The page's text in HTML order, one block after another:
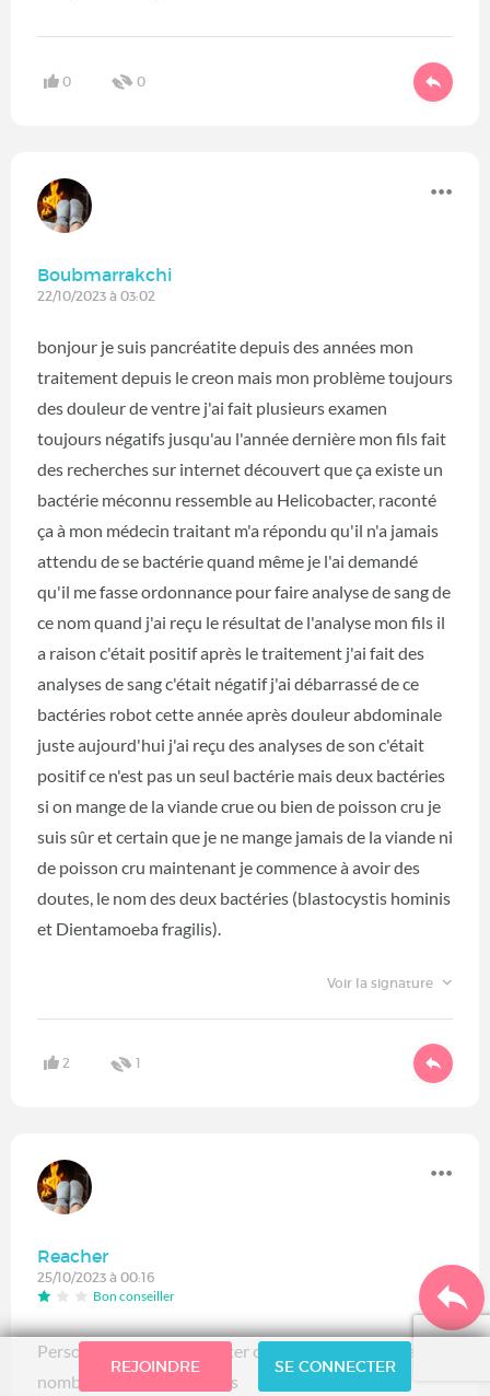
0 0
Boubmarrakchi
22/10/2023 à 03:02
bonjour je suis pancréatite depuis des années mon
traitement depuis le creon mais mon problème toujours
des douleur de ventre j'ai fait plusieurs examen
toujours négatifs jusqu'au l'année dernière mon fils fait
des recherches sur internet découvert que ça existe un
bactérie méconnu ressemble au Helicobacter, raconté
ça à mon médecin traitant m'a répondu qu'il n'a jamais
attendu de se bactérie quand même je l'ai demandé
qu'il me fasse ordonnance pour faire analyse de sang de
ce nom quand j'ai reçu le résultat de l'analyse mon fils il
a raison c'était positif après le traitement j'ai fait des
analyses de sang c'était négatif j'ai débarrassé de ce
bactéries robot cette année après douleur abdominale
juste aujourd'hui j'ai reçu des analyses de son c'était
positif ce n'est pas un seul bactérie mais deux bactéries
si on mange de la viande crue ou bien de poisson cru je
suis sûr et certain que je ne mange jamais de la viande ni
de poisson cru maintenant je commence à avoir des
doutes, le nom des deux bactéries (blastocystis hominis
et Dientamoeba fragilis).
Voir la signature
2 1
Reacher
25/10/2023 à 00:16
Bon conseiller
Perso je fais tout pour éviter cette opération ou y a de
nombreuses complications
REJOINDRE SE CONNECTER